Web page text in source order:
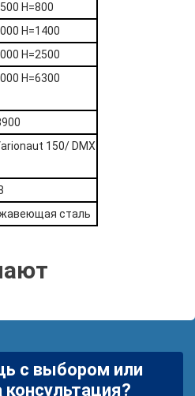
H=800
H=1400
H=2500
H=6300
150/ DMX
сталь
с выбором или